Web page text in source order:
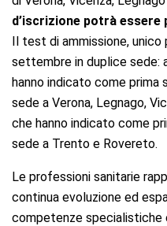
d’iscrizione potrà
Il test di ammissione,
settembre in duplice sede:
hanno indicato come prima
sede a Verona, Legnago,
che hanno indicato come
sede a Trento e Rovereto.
Le professioni sanitarie
continua evoluzione ed
competenze specialistiche